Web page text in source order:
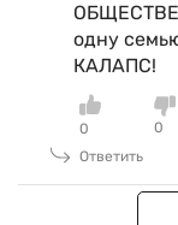
одну
КАЛАПС!
0
0
Ответить